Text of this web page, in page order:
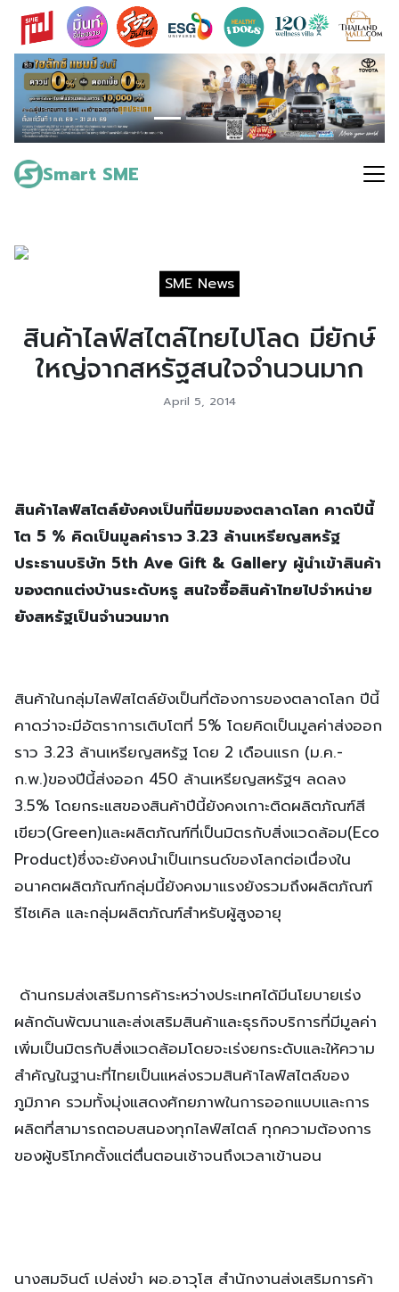
Skip
content
Smart SME
Search
for:
SME News
สินค้าไลฟ์สไตล์ไทยไปโลด มียักษ์
ใหญ่จากสหรัฐสนใจจำนวนมาก
April 5, 2014
สินค้าไลฟ์สไตล์ยังคงเป็นที่นิยมของตลาดโลก คาดปีนี้
โต 5 % คิดเป็นมูลค่าราว 3.23 ล้านเหรียญสหรัฐ
ประธานบริษัท 5th Ave Gift & Gallery ผู้นำเข้าสินค้า
ของตกแต่งบ้านระดับหรู สนใจซื้อสินค้าไทยไปจำหน่าย
ยังสหรัฐเป็นจำนวนมาก
สินค้าในกลุ่มไลฟ์สไตล์ยังเป็นที่ต้องการของตลาดโลก ปีนี้
คาดว่าจะมีอัตราการเติบโตที่ 5% โดยคิดเป็นมูลค่าส่งออก
ราว 3.23 ล้านเหรียญสหรัฐ โดย 2 เดือนแรก (ม.ค.-
ก.พ.)ของปีนี้ส่งออก 450 ล้านเหรียญสหรัฐฯ ลดลง
3.5% โดยกระแสของสินค้าปีนี้ยังคงเกาะติดผลิตภัณฑ์สี
เขียว(Green)และผลิตภัณฑ์ที่เป็นมิตรกับสิ่งแวดล้อม(Eco
Product)ซึ่งจะยังคงนำเป็นเทรนด์ของโลกต่อเนื่องใน
อนาคตผลิตภัณฑ์กลุ่มนี้ยังคงมาแรงยังรวมถึงผลิตภัณฑ์
รีไซเคิล และกลุ่มผลิตภัณฑ์สำหรับผู้สูงอายุ
ด้านกรมส่งเสริมการค้าระหว่างประเทศได้มีนโยบายเร่ง
ผลักดันพัฒนาและส่งเสริมสินค้าและธุรกิจบริการที่มีมูลค่า
เพิ่มเป็นมิตรกับสิ่งแวดล้อมโดยจะเร่งยกระดับและให้ความ
สำคัญในฐานะที่ไทยเป็นแหล่งรวมสินค้าไลฟ์สไตล์ของ
ภูมิภาค รวมทั้งมุ่งแสดงศักยภาพในการออกแบบและการ
ผลิตที่สามารถตอบสนองทุกไลฟ์สไตล์ ทุกความต้องการ
ของผู้บริโภคตั้งแต่ตื่นตอนเช้าจนถึงเวลาเข้านอน
นางสมจินต์ เปล่งขำ ผอ.อาวุโส สำนักงานส่งเสริมการค้า